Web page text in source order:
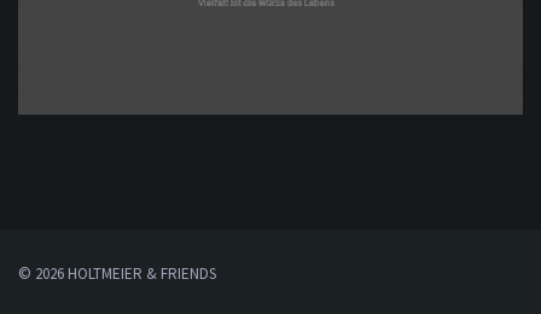
© 2026 HOLTMEIER & FRIENDS